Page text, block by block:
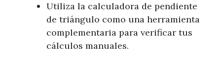
Utiliza la calculadora de pendiente
de triángulo como una herramienta
complementaria para verificar tus
cálculos manuales.